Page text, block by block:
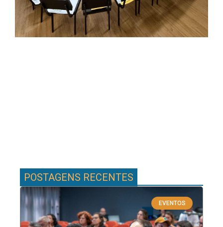
POSTAGENS RECENTES
EVENTOS